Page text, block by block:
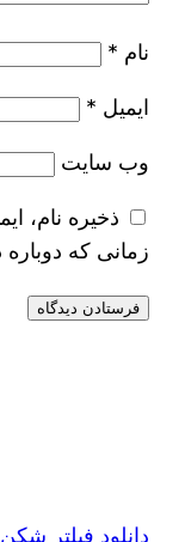
نام *
ایمیل *
وب‌ سایت
ذخیره نام،
زمانی که
دانلود فیلتر